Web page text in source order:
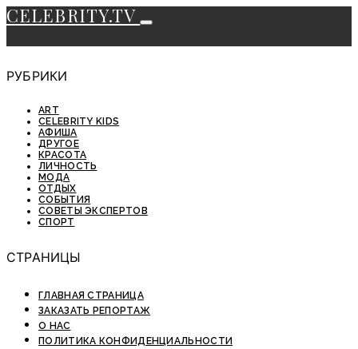
CELEBRITY.TV
РУБРИКИ
ART
CELEBRITY KIDS
АФИША
ДРУГОЕ
КРАСОТА
ЛИЧНОСТЬ
МОДА
ОТДЫХ
СОБЫТИЯ
СОВЕТЫ ЭКСПЕРТОВ
СПОРТ
СТРАНИЦЫ
ГЛАВНАЯ СТРАНИЦА
ЗАКАЗАТЬ РЕПОРТАЖ
О НАС
ПОЛИТИКА КОНФИДЕНЦИАЛЬНОСТИ